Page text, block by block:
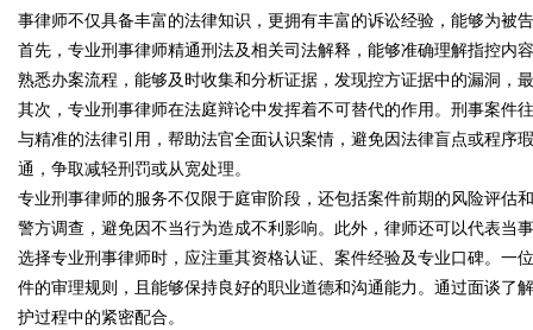
uz
事律师不仅具备丰富的法律知识，更拥有丰富的诉讼经验，能够为被
首先，专业刑事律师精通刑法及相关司法解释，能够准确理解指控内
熟悉办案流程，能够及时收集和分析证据，发现控方证据中的漏洞，
其次，专业刑事律师在法庭辩论中发挥着不可替代的作用。刑事案件
与精准的法律引用，帮助法官全面认识案情，避免因法律盲点或程序
通，争取减轻刑罚或从宽处理。
专业刑事律师的服务不仅限于庭审阶段，还包括案件前期的风险评估
警方调查，避免因不当行为造成不利影响。此外，律师还可以代表当
选择专业刑事律师时，应注重其资格认证、案件经验及专业口碑。一
件的审理规则，且能够保持良好的职业道德和沟通能力。通过面谈了
护过程中的紧密配合。